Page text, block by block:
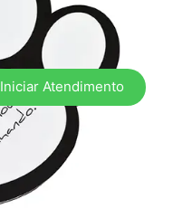
Iniciar Atendimento